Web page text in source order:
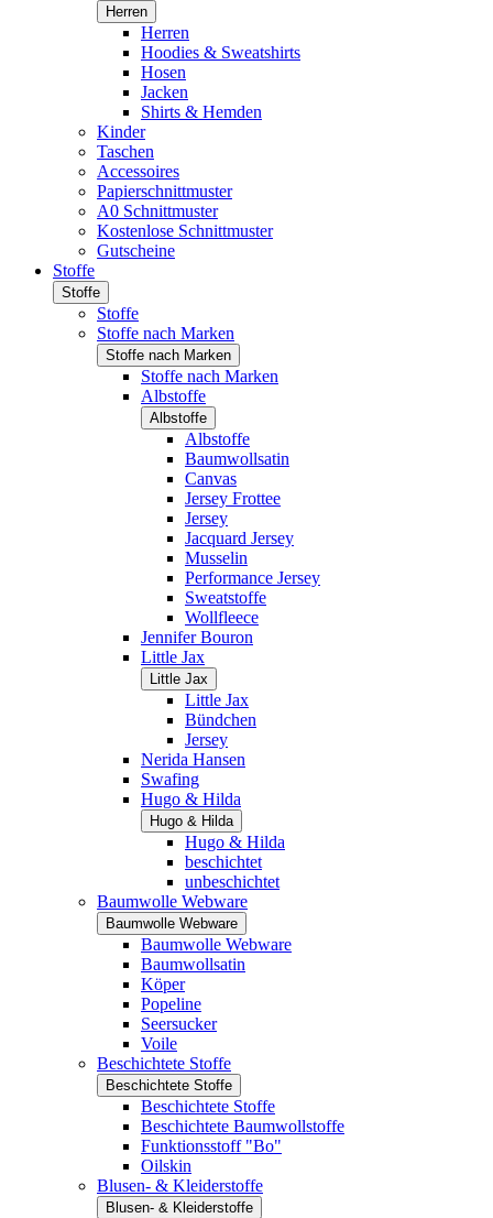
Herren
Herren
Hoodies & Sweatshirts
Hosen
Jacken
Shirts & Hemden
Kinder
Taschen
Accessoires
Papierschnittmuster
A0 Schnittmuster
Kostenlose Schnittmuster
Gutscheine
Stoffe
Stoffe
Stoffe
Stoffe nach Marken
Stoffe nach Marken
Stoffe nach Marken
Albstoffe
Albstoffe
Albstoffe
Baumwollsatin
Canvas
Jersey Frottee
Jersey
Jacquard Jersey
Musselin
Performance Jersey
Sweatstoffe
Wollfleece
Jennifer Bouron
Little Jax
Little Jax
Little Jax
Bündchen
Jersey
Nerida Hansen
Swafing
Hugo & Hilda
Hugo & Hilda
Hugo & Hilda
beschichtet
unbeschichtet
Baumwolle Webware
Baumwolle Webware
Baumwolle Webware
Baumwollsatin
Köper
Popeline
Seersucker
Voile
Beschichtete Stoffe
Beschichtete Stoffe
Beschichtete Stoffe
Beschichtete Baumwollstoffe
Funktionsstoff "Bo"
Oilskin
Blusen- & Kleiderstoffe
Blusen- & Kleiderstoffe